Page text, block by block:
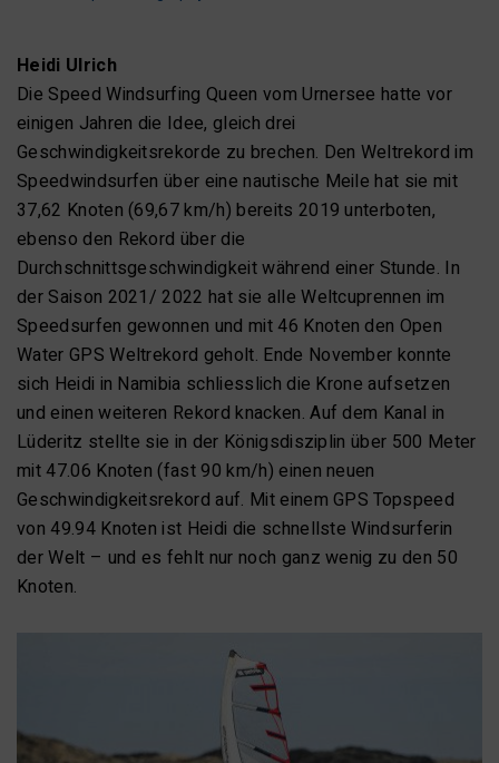
Heidi Ulrich
Die Speed Windsurfing Queen vom Urnersee hatte vor
einigen Jahren die Idee, gleich drei
Geschwindigkeitsrekorde zu brechen. Den Weltrekord im
Speedwindsurfen über eine nautische Meile hat sie mit
37,62 Knoten (69,67 km/h) bereits 2019 unterboten,
ebenso den Rekord über die
Durchschnittsgeschwindigkeit während einer Stunde. In
der Saison 2021/ 2022 hat sie alle Weltcuprennen im
Speedsurfen gewonnen und mit 46 Knoten den Open
Water GPS Weltrekord geholt. Ende November konnte
sich Heidi in Namibia schliesslich die Krone aufsetzen
und einen weiteren Rekord knacken. Auf dem Kanal in
Lüderitz stellte sie in der Königsdisziplin über 500 Meter
mit 47.06 Knoten (fast 90 km/h) einen neuen
Geschwindigkeitsrekord auf. Mit einem GPS Topspeed
von 49.94 Knoten ist Heidi die schnellste Windsurferin
der Welt – und es fehlt nur noch ganz wenig zu den 50
Knoten.